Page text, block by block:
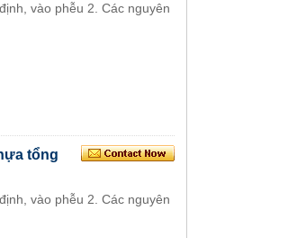
vào phễu 2. Các nguyên
tổng
vào phễu 2. Các nguyên